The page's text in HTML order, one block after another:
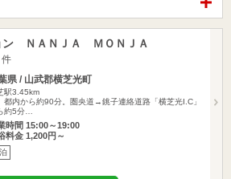
ン ＮＡＮＪＡ ＭＯＮＪＡ
県 / 山武郡横芝光町
駅3.45km
都内から約90分。圏央道→銚子連絡道路「横芝光I.C」
約5分…
時間 15:00～19:00
料金 1,200円～